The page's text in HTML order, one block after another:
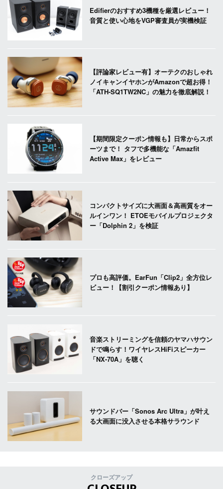
Edifierのおすすめ3機種を厳選レビュー！
音質と使い心地をVGP審査員が実機検証
【評論家レビュー有】オーテクのおしゃれ
ノイキャンイヤホンがAmazonで超お得！
「ATH-SQ1TW2NC」の魅力を徹底解説！
【期間限定クーポン情報も】日常からスポ
ーツまで！ タフで多機能な「Amazfit
Active Max」をレビュー
コンパクトサイズに大画面＆高画質をオー
ルインワン！ ETOEモバイルプロジェクタ
ー「Dolphin 2」を検証
プロも高評価。EarFun「Clip2」全方位レ
ビュー！【割引クーポン情報あり】
音楽ストリーミングを信頼のヤマハサウン
ドで鳴らす！ワイヤレスHiFiスピーカー
「NX-70A」を聴く
サウンドバー「Sonos Arc Ultra」が叶え
る大画面に没入させる本格サラウンド
クローズアップ